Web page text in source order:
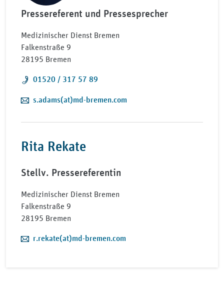
Pressereferent und Pressesprecher
Medizinischer Dienst Bremen
Falkenstraße 9
28195 Bremen
Telefon:
01520 / 317 57 89
E-Mail:
s.adams(at)md-bremen.com
Rita Rekate
Stellv. Pressereferentin
Medizinischer Dienst Bremen
Falkenstraße 9
28195 Bremen
E-Mail:
r.rekate(at)md-bremen.com